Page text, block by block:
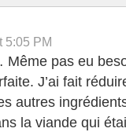
5:05 PM
Même pas eu
J’ai fait
autres
la viande qui